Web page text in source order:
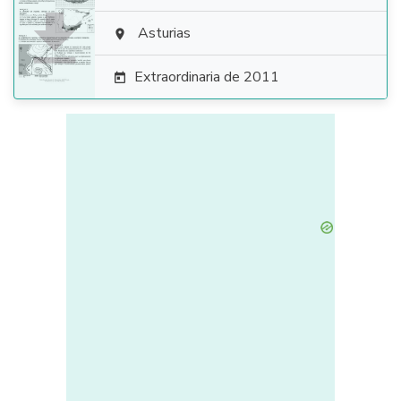
  Asturias
 Extraordinaria de 2011